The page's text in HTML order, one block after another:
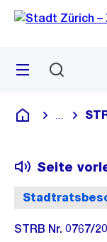
Sprunglink
Menü
Deutsch
Blende
Seite
STRB Nr. 0767/